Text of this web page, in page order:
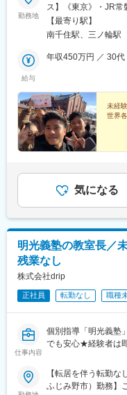
神線)、櫛田神社前駅
高速)、三宮駅(神戸
駅、西川緑道公園駅
福岡駅、天神駅、福
ケ丘駅、茶山・京都
谷駅、下高井戸駅、
駅、元住吉駅、三宮
都)、倉敷駅、道場
七道駅、鳩ケ谷駅、
稲田駅、都電雑司ケ
京橋駅(東京都)、曙
駅、京急蒲田駅、新
門駅、大崎広小路駅
の口駅、新高島駅、
駅、糸貫駅、近鉄名
(愛知県)、木曽川駅
鞍馬口駅、北新地駅
前駅、梅田駅(地下鉄
ク駅、肥後橋駅、千
(兵庫県)、甲子園駅
街道駅、平和通駅、
駅、代官山駅、池ノ
前駅、岩本町駅、皆
島園駅(都営線)、大
神楽坂駅、蓮沼駅、
目駅、神谷町駅、新
県)、高島町駅、馬
勤務地
ス】《東京》・JR常
トロ日比谷線『南千
【最寄り駅】
南千住駅、三ノ輪駅
給与
年収450万円 ／ 30
未経
世界
気になる
明光義塾の教室長／
残業なし
株式会社drip
正社員 転勤なし 職種
仕事内容
個別指導「明光義塾
でも安心★経験者は
【転居を伴う転勤
ふじみ野市）勤務】